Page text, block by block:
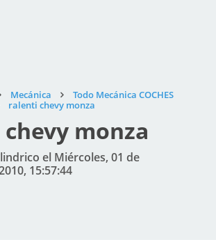
Mecánica
Todo Mecánica COCHES
ralenti chevy monza
monza
el Miércoles, 01 de
15:57:44